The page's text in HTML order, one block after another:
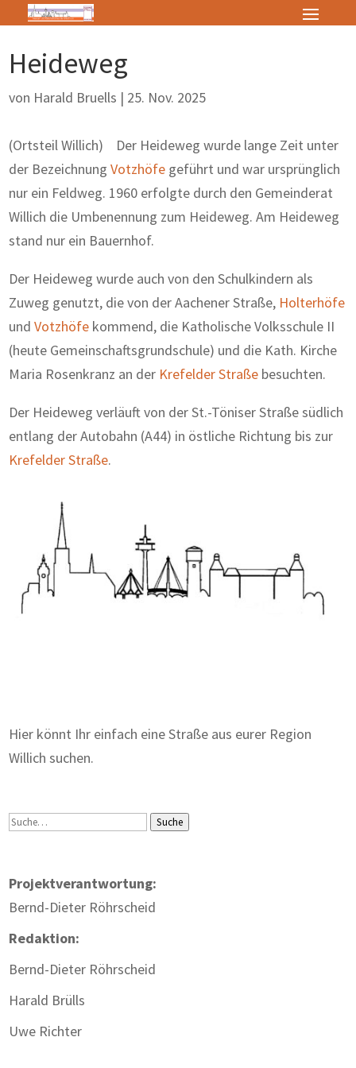
Heideweg
von Harald Bruells | 25. Nov. 2025
(Ortsteil Willich) Der Heideweg wurde lange Zeit unter
der BezeichnungVotzhöfe geführt und war ursprünglich
nur ein Feldweg. 1960 erfolgte durch den Gemeinderat
Willich die Umbenennung zum Heideweg. Am Heideweg
stand nur ein Bauernhof.
Der Heideweg wurde auch von den Schulkindern als
Zuweg genutzt, die von der Aachener Straße, Holterhöfe
undVotzhöfe kommend, die Katholische Volksschule II
(heute Gemeinschaftsgrundschule) und die Kath. Kirche
Maria Rosenkranz an der Krefelder Straße besuchten.
Der Heideweg verläuft von der St.-Töniser Straße südlich
entlang der Autobahn (A44) in östliche Richtung bis zur
Krefelder Straße.
Hier könnt Ihr einfach eine Straße aus eurer Region
Willich suchen.
Suche Suche
Projektverantwortung:
Bernd-Dieter Röhrscheid
Redaktion:
Bernd-Dieter Röhrscheid
Harald Brülls
Uwe Richter